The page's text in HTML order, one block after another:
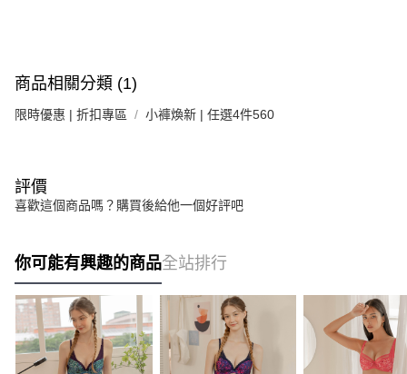
商品相關分類 (1)
限時優惠 | 折扣專區 小褲煥新 | 任選4件560
評價
喜歡這個商品嗎？購買後給他一個好評吧
你可能有興趣的商品全站排行